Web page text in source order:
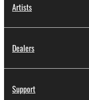
Artists
Dealers
Support